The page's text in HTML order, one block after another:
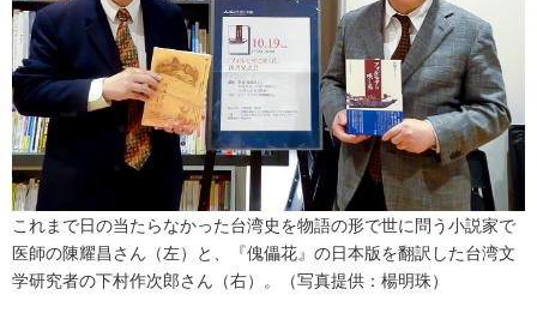
これまで日の当たらなかった台湾史を物語の形で世に問う小説家で
医師の陳耀昌さん（左）と、『傀儡花』の日本版を翻訳した台湾文
学研究者の下村作次郎さん（右）。（写真提供：楊明珠）